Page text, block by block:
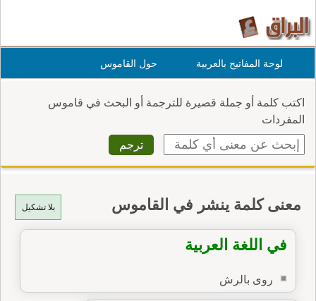
لوحة المفاتيح بالعربية حول القاموس
اكتب كلمة أو جملة قصيرة للترجمة أو البحث في قاموس
المفردات
بلا تشكيل معنى كلمة ينشر في القاموس
في اللغة العربية
روى بالرش